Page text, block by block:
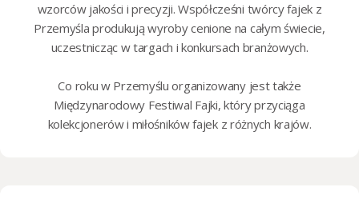
wzorców jakości i precyzji. Współcześni twórcy fajek z
Przemyśla produkują wyroby cenione na całym świecie,
uczestnicząc w targach i konkursach branżowych.
Co roku w Przemyślu organizowany jest także
Międzynarodowy Festiwal Fajki, który przyciąga
kolekcjonerów i miłośników fajek z różnych krajów.